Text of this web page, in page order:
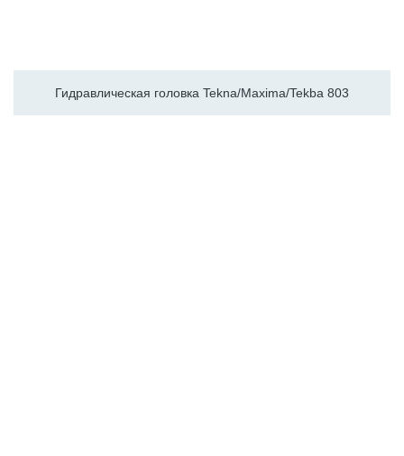
Гидравлическая головка Tekna/Maxima/Tekba 803